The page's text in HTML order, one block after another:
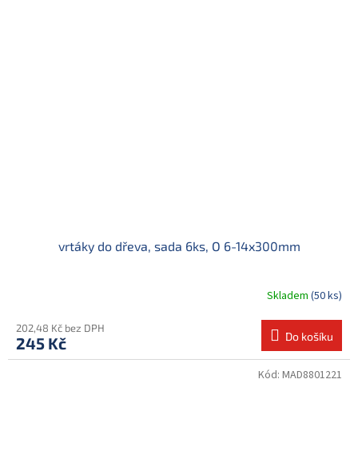
vrtáky do dřeva, sada 6ks, O 6-14x300mm
Skladem (50 ks)
202,48 Kč bez DPH
245 Kč Do košíku
Kód: MAD8801221